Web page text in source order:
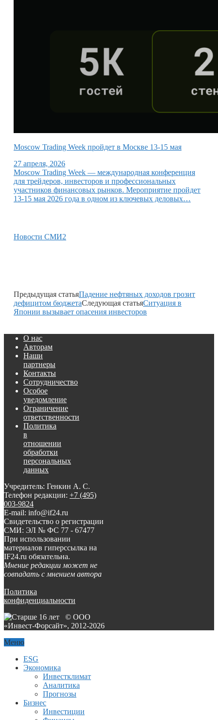
Moscow Trading Week пройдет в Москве 13-15 мая
27 апреля, 2026
Moscow Trading Week — международная конференция
для трейдеров, инвесторов и профессиональных
участников финансовых рынков. Мероприятие пройдет
13-15 мая 2026 года в одном из ключевых деловых…
Новости СМИ2
Предыдущая статьяПадение нефтяных доходов грозит
дефицитом бюджетаСледующая статьяСитуация в
Японии вызывает опасения инвесторов
О нас
Авторам
Наши
партнеры
Контакты
Сотрудничество
Особое
уведомление
Ограничение
ответственности
Политика
в
отношении
обработки
персональных
данных
Учредитель: Генкин А. С.
Телефон редакции: +7 (495)
003-9824
E-mail: info@if24.ru
Свидетельство о регистрации
СМИ: ЭЛ № ФС 77 - 67477
При использовании
материалов гиперссылка на
IF24.ru обязательна.
Мнение редакции может не
совпадать с мнением автора
Политика
конфиденциальности
© ООО
«Инвест-Форсайт», 2012-2026
Меню
ESG
Экономика
Инвестклимат
Аналитика
Прогнозы
Бизнес
Инвестиции